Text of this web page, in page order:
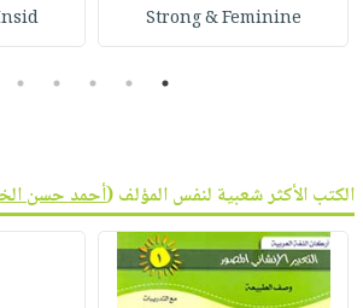
Strong & Feminine
1
2
3
4
5
الكتب الأكثر شعبية لنفس المؤلف (أحمد حسن